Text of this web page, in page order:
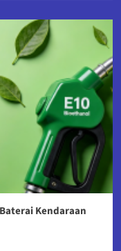
Kendaraan